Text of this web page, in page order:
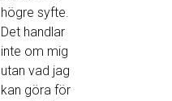
högre syfte.
Det handlar
inte om mig
utan vad jag
kan göra för